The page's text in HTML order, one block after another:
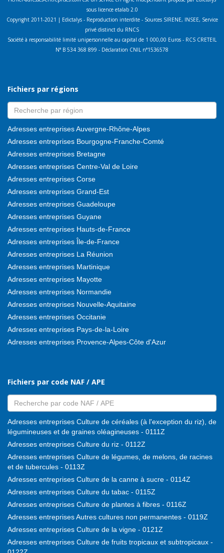
sous licence etalab 2.0
Copyright 2011-2021 | Edictalys - Reproduction interdite - Sources SIRENE, INSEE, Service
privé distinct du RNCS
Société à responsabilité limité unipersonnelle au capital de 1 000,00 Euros - RCS CRETEIL
N° B 534 368 899 - Déclaration CNIL n°1536578
Fichiers par régions
Adresses entreprises Auvergne-Rhône-Alpes
Adresses entreprises Bourgogne-Franche-Comté
Adresses entreprises Bretagne
Adresses entreprises Centre-Val de Loire
Adresses entreprises Corse
Adresses entreprises Grand-Est
Adresses entreprises Guadeloupe
Adresses entreprises Guyane
Adresses entreprises Hauts-de-France
Adresses entreprises Île-de-France
Adresses entreprises La Réunion
Adresses entreprises Martinique
Adresses entreprises Mayotte
Adresses entreprises Normandie
Adresses entreprises Nouvelle-Aquitaine
Adresses entreprises Occitanie
Adresses entreprises Pays-de-la-Loire
Adresses entreprises Provence-Alpes-Côte d'Azur
Fichiers par code NAF / APE
Adresses entreprises Culture de céréales (à l'exception du riz), de
légumineuses et de graines oléagineuses - 0111Z
Adresses entreprises Culture du riz - 0112Z
Adresses entreprises Culture de légumes, de melons, de racines
et de tubercules - 0113Z
Adresses entreprises Culture de la canne à sucre - 0114Z
Adresses entreprises Culture du tabac - 0115Z
Adresses entreprises Culture de plantes à fibres - 0116Z
Adresses entreprises Autres cultures non permanentes - 0119Z
Adresses entreprises Culture de la vigne - 0121Z
Adresses entreprises Culture de fruits tropicaux et subtropicaux -